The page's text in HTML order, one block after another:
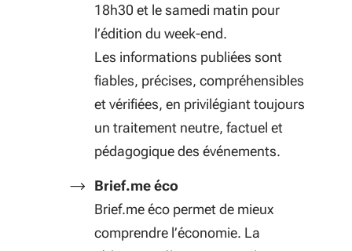
18h30 et le samedi matin pour
l’édition du week-end.
Les informations publiées sont
fiables, précises, compréhensibles
et vérifiées, en privilégiant toujours
un traitement neutre, factuel et
pédagogique des événements.
Brief.me éco
Brief.me éco permet de mieux
comprendre l’économie. La